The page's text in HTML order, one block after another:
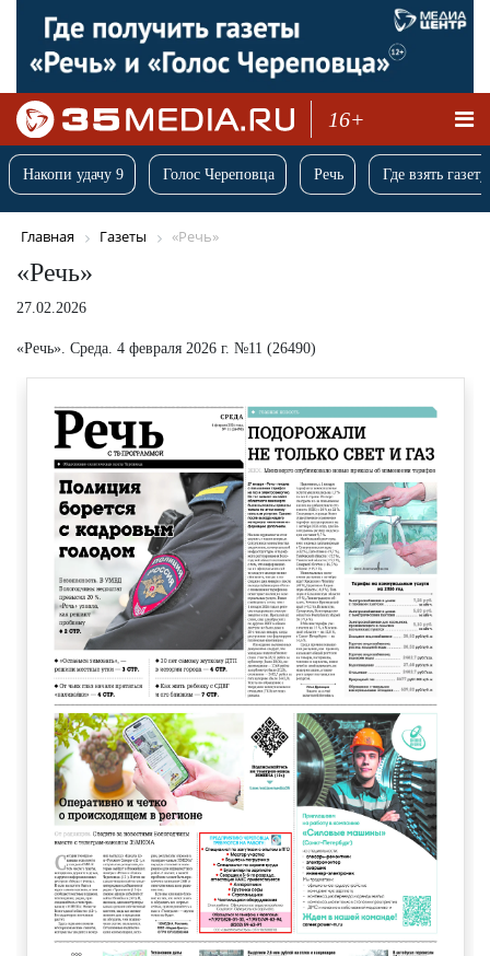
16+
Накопи удачу 9 Голос Череповца Речь Где взять
Главная Газеты «Речь»
«Речь»
27.02.2026
«Речь». Среда. 4 февраля 2026 г. №11 (26490)